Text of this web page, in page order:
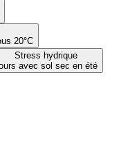
20°C
Stress hydrique
avec sol sec en été